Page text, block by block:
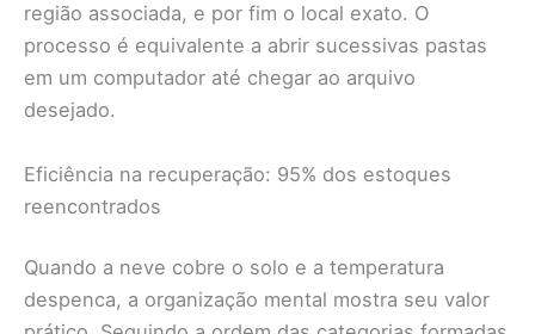
região associada, e por fim o local exato. O
processo é equivalente a abrir sucessivas pastas
em um computador até chegar ao arquivo
desejado.
Eficiência na recuperação: 95% dos estoques
reencontrados
Quando a neve cobre o solo e a temperatura
despenca, a organização mental mostra seu valor